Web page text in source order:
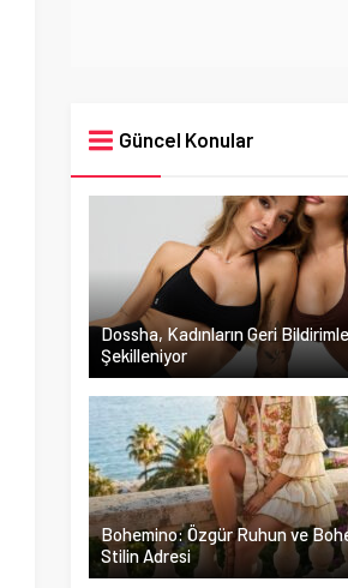
Güncel Konular
Dossha, Kadınların Geri
Şekilleniyor
Bohemino: Özgür Ruhun ve
Stilin Adresi